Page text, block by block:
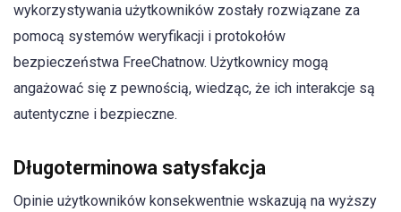
wykorzystywania użytkowników zostały rozwiązane za
pomocą systemów weryfikacji i protokołów
bezpieczeństwa FreeChatnow. Użytkownicy mogą
angażować się z pewnością, wiedząc, że ich interakcje są
autentyczne i bezpieczne.
Długoterminowa satysfakcja
Opinie użytkowników konsekwentnie wskazują na wyższy